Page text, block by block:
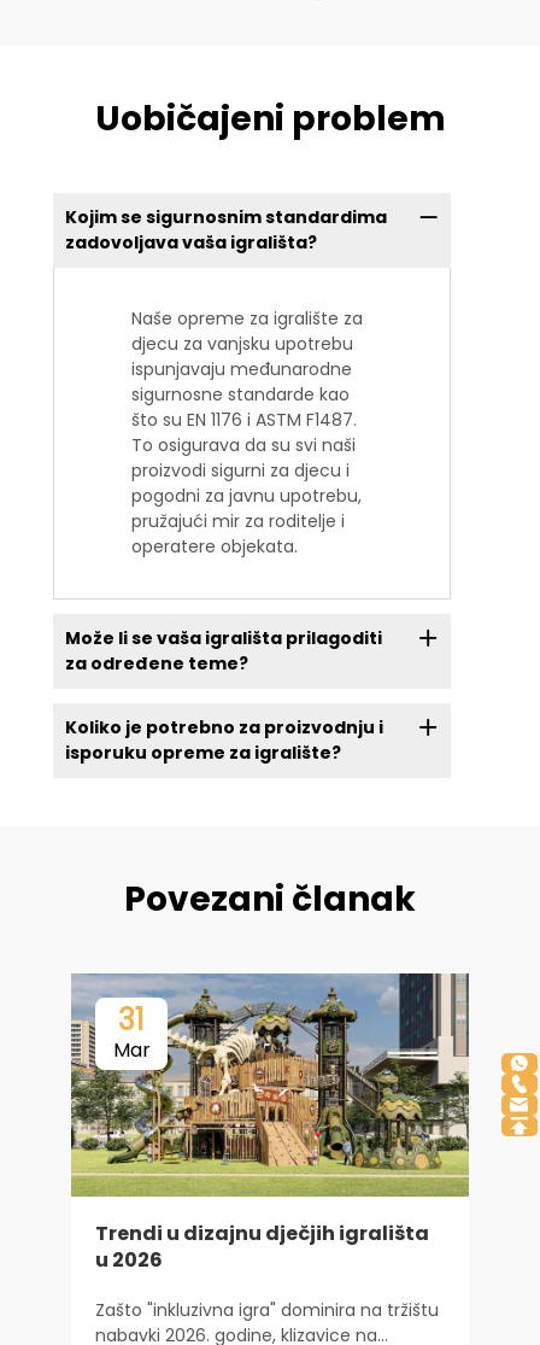
Uobičajeni problem
Kojim se sigurnosnim standardima
zadovoljava vaša igrališta?
Naše opreme za igralište za
djecu za vanjsku upotrebu
ispunjavaju međunarodne
sigurnosne standarde kao
što su EN 1176 i ASTM F1487.
To osigurava da su svi naši
proizvodi sigurni za djecu i
pogodni za javnu upotrebu,
pružajući mir za roditelje i
operatere objekata.
Može li se vaša igrališta prilagoditi
za određene teme?
Koliko je potrebno za proizvodnju i
isporuku opreme za igralište?
Povezani članak
31
Mar
Trendi u dizajnu dječjih igrališta
u 2026
Zašto "inkluzivna igra" dominira na tržištu
nabavki 2026. godine, klizavice na